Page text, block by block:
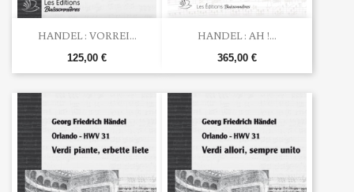
HANDEL : VORREI...
125,00 €
HANDEL : AH !...
365,00 €